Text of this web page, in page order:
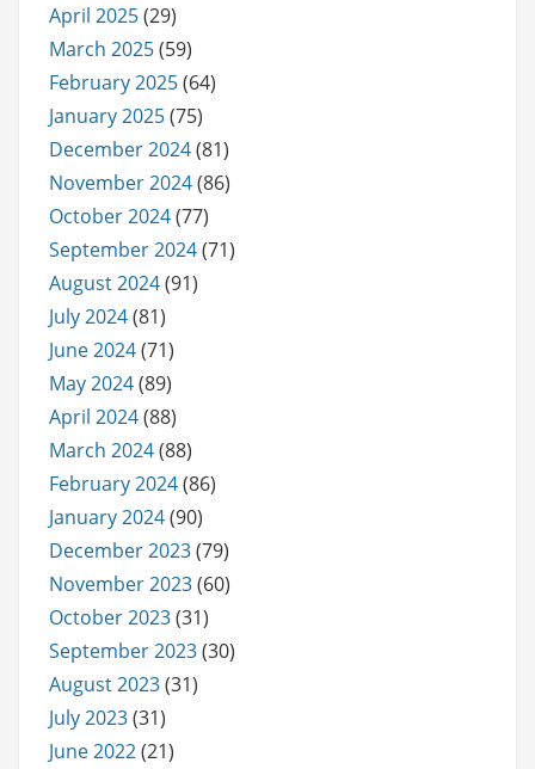
April 2025(29)
March 2025(59)
February 2025(64)
January 2025(75)
December 2024(81)
November 2024(86)
October 2024(77)
September 2024(71)
August 2024(91)
July 2024(81)
June 2024(71)
May 2024(89)
April 2024(88)
March 2024(88)
February 2024(86)
January 2024(90)
December 2023(79)
November 2023(60)
October 2023(31)
September 2023(30)
August 2023(31)
July 2023(31)
June 2022(21)